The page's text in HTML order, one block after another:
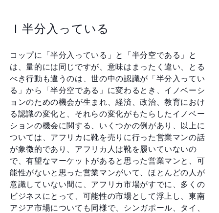
Ｉ半分入っている
コップに「半分入っている」と「半分空である」と
は、量的には同じですが、意味はまったく違い、とる
べき行動も違うのは、世の中の認識が「半分入ってい
る」から「半分空である」に変わるとき、イノベーシ
ョンのための機会が生まれ、経済、政治、教育におけ
る認識の変化と、それらの変化がもたらしたイノベー
ションの機会に関する、いくつかの例があり、以上に
ついては、アフリカに靴を売りに行った営業マンの話
が象徴的であり、アフリカ人は靴を履いていないの
で、有望なマーケットがあると思った営業マンと、可
能性がないと思った営業マンがいて、ほとんどの人が
意識していない間に、アフリカ市場がすでに、多くの
ビジネスにとって、可能性の市場として浮上し、東南
アジア市場についても同様で、シンガポール、タイ、